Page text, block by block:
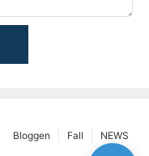
NEWS
Fall
Bloggen